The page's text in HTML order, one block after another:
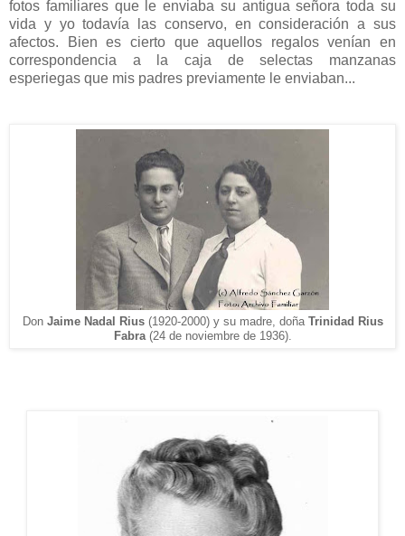
fotos familiares que le enviaba su antigua señora toda su
vida y yo todavía las conservo, en consideración a sus
afectos. Bien es cierto que aquellos regalos venían en
correspondencia a la caja de selectas manzanas
esperiegas que mis padres previamente le enviaban...
Don Jaime Nadal Rius(1920-2000) y su madre, doña Trinidad Rius
Fabra(24 de noviembre de 1936).